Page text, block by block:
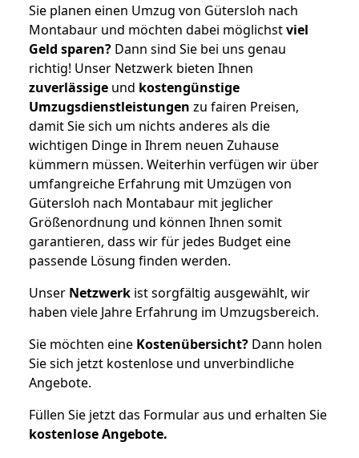
Sie planen einen Umzug von Gütersloh nach
Montabaur und möchten dabei möglichstviel
Geld sparen? Dann sind Sie bei uns genau
richtig! Unser Netzwerk bieten Ihnen
zuverlässige und kostengünstige
Umzugsdienstleistungen zu fairen Preisen,
damit Sie sich um nichts anderes als die
wichtigen Dinge in Ihrem neuen Zuhause
kümmern müssen. Weiterhin verfügen wir über
umfangreiche Erfahrung mit Umzügen von
Gütersloh nach Montabaur mit jeglicher
Größenordnung und können Ihnen somit
garantieren, dass wir für jedes Budget eine
passende Lösung finden werden.
Unser Netzwerk ist sorgfältig ausgewählt, wir
haben viele Jahre Erfahrung im Umzugsbereich.
Sie möchten eine Kostenübersicht? Dann holen
Sie sich jetzt kostenlose und unverbindliche
Angebote.
Füllen Sie jetzt das Formular aus und erhalten Sie
kostenloseAngebote.